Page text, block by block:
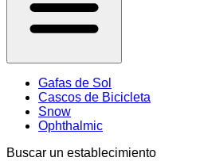
Gafas de Sol
Cascos de Bicicleta
Snow
Ophthalmic
Buscar un establecimiento